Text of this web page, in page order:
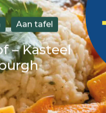
Aan tafel
– Kasteel